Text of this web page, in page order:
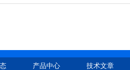
产品中心 技术文章